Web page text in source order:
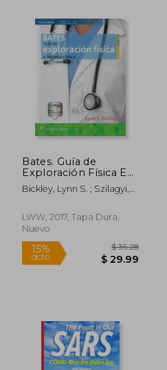
Bates. Guía de
Exploración Física E
Historia Clínica
Bickley, Lynn S. ; Szilagyi,
M.
LWW, 2017, Tapa Dura,
Nuevo
15%
dcto. $ 29.99